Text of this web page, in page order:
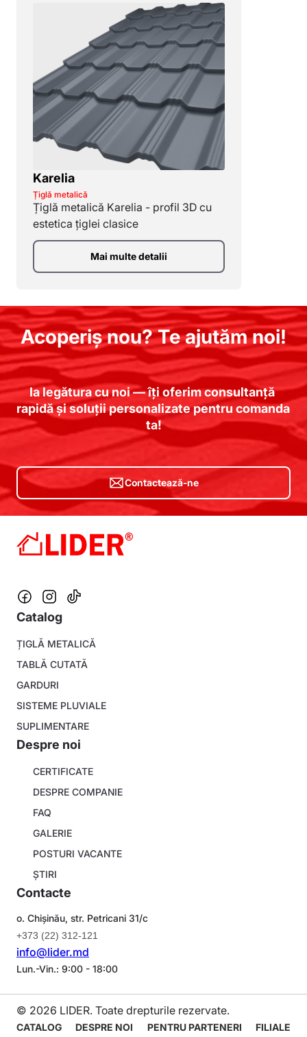
Karelia
Țiglă metalică
Țiglă metalică Karelia - profil 3D cu
estetica țiglei clasice
Mai multe detalii
Acoperiș nou? Te ajutăm noi!
Ia legătura cu noi — îți oferim consultanță
rapidă și soluții personalizate pentru comanda
ta!
Contactează-ne
Catalog
Footer
menu
ȚIGLĂ METALICĂ
TABLĂ CUTATĂ
GARDURI
SISTEME PLUVIALE
SUPLIMENTARE
Despre noi
About
company
CERTIFICATE
DESPRE COMPANIE
FAQ
GALERIE
POSTURI VACANTE
ȘTIRI
Contacte
o. Chișinău, str. Petricani 31/c
+373 (22) 312-121
info@lider.md
Lun.-Vin.: 9:00 - 18:00
© 2026 LIDER. Toate drepturile rezervate.
Navigare
CATALOG DESPRE NOI PENTRU PARTENERI FILIALE